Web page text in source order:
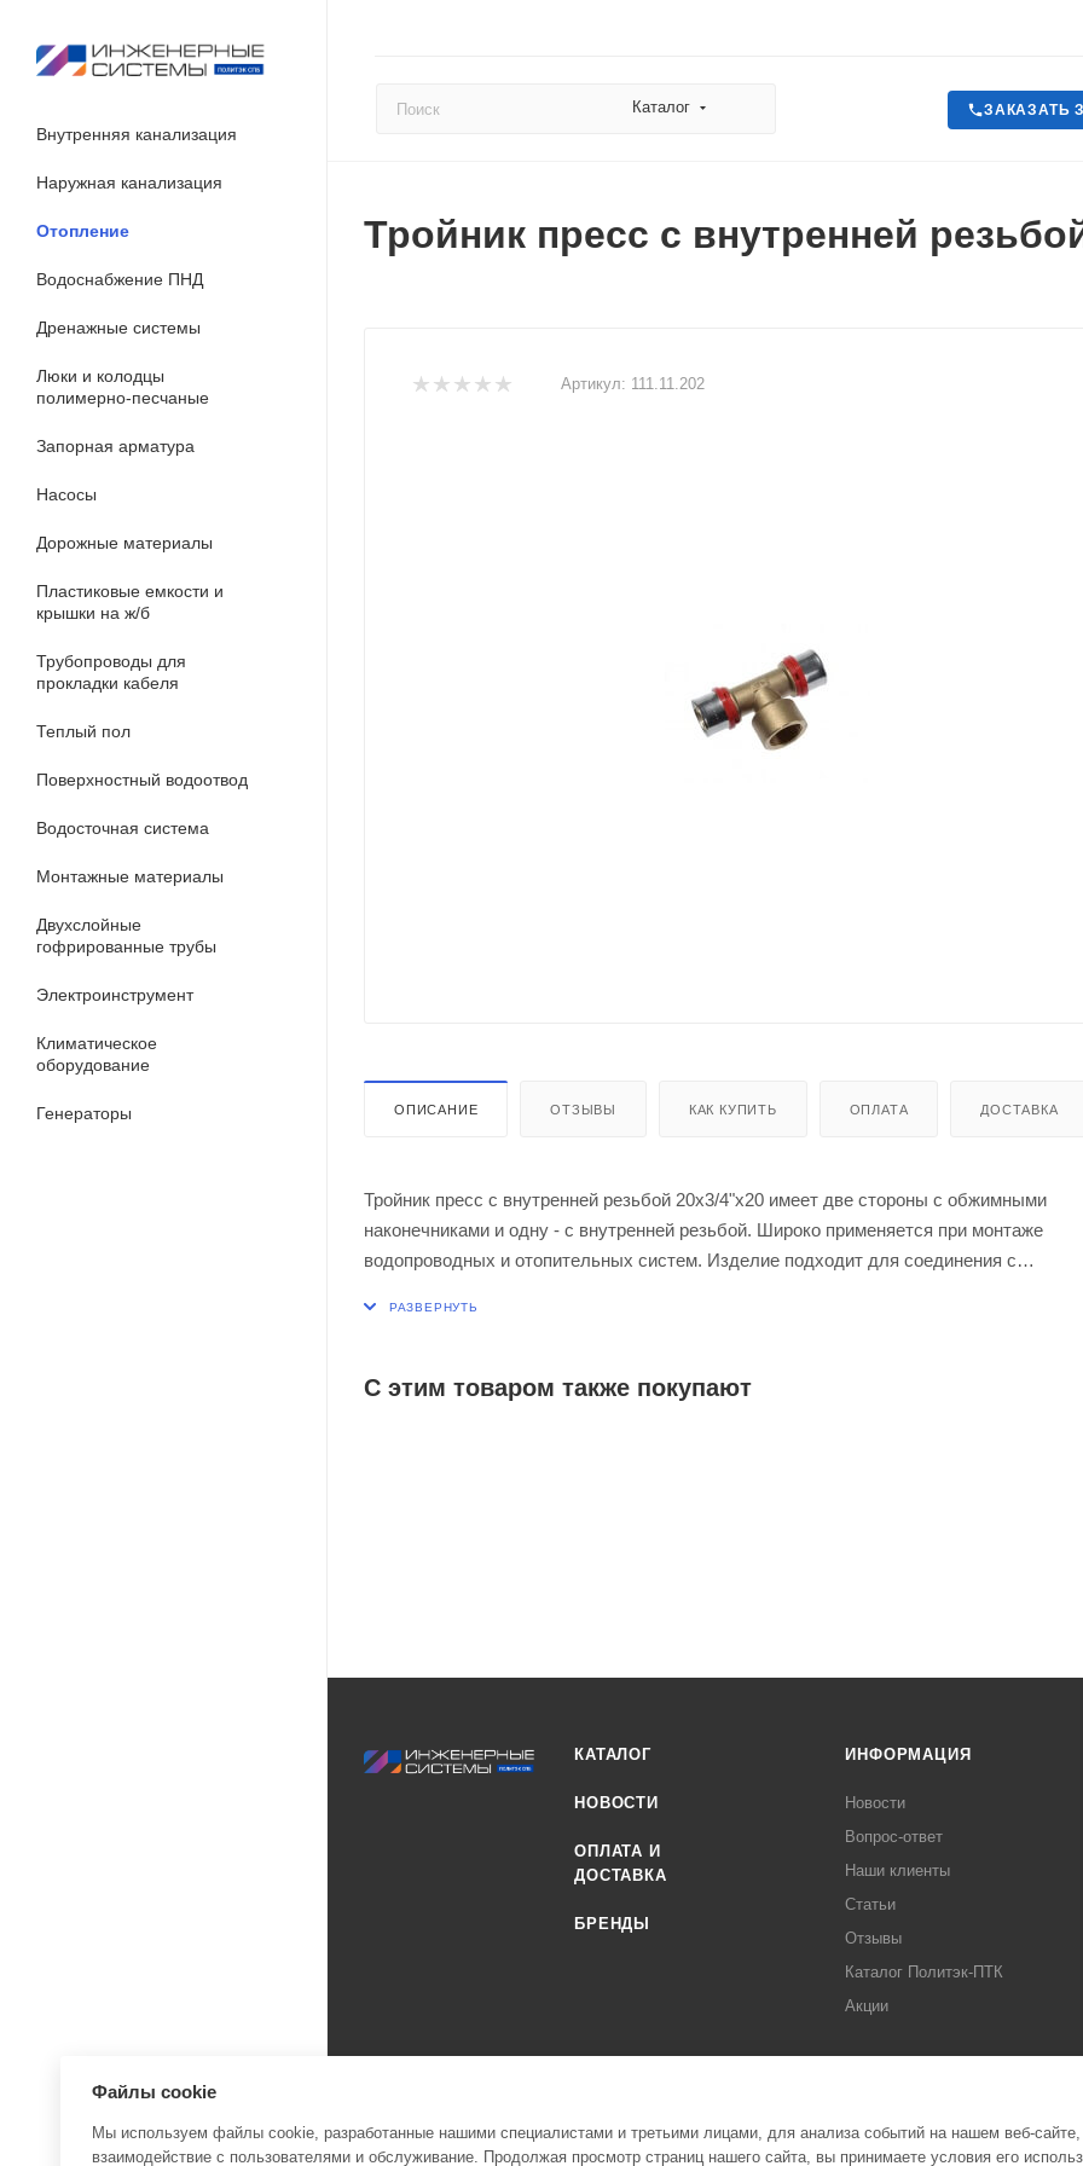
Каталог ЗАКАЗАТЬ
Внутренняя канализация
Наружная канализация
Отопление
Водоснабжение ПНД
Дренажные системы
Люки и колодцы
полимерно-песчаные
Запорная арматура
Насосы
Дорожные материалы
Пластиковые емкости и
крышки на ж/б
Трубопроводы для
прокладки кабеля
Теплый пол
Поверхностный водоотвод
Водосточная система
Монтажные материалы
Двухслойные
гофрированные трубы
Электроинструмент
Климатическое
оборудование
Генераторы
Тройник пресс с внутренней
Артикул: 111.11.202
ОПИСАНИЕ ОТЗЫВЫ КАК КУПИТЬ ОПЛАТА ДОСТАВКА
Тройник пресс с внутренней резьбой 20х3/4"х20 имеет две стороны с обжимными
наконечниками и одну - с внутренней резьбой. Широко применяется при монтаже
водопроводных и отопительных систем. Изделие подходит для соединения с
С этим товаром также покупают
КАТАЛОГ
НОВОСТИ
ОПЛАТА И
ДОСТАВКА
БРЕНДЫ
ИНФОРМАЦИЯ
Новости
Вопрос-ответ
Наши клиенты
Статьи
Отзывы
Каталог Политэк-ПТК
Акции
Файлы cookie
Мы используем файлы cookie, разработанные нашими специалистами и третьими лицами, для анализа событий на нашем веб-
взаимодействие с пользователями и обслуживание. Продолжая просмотр страниц нашего сайта, вы принимаете условия его